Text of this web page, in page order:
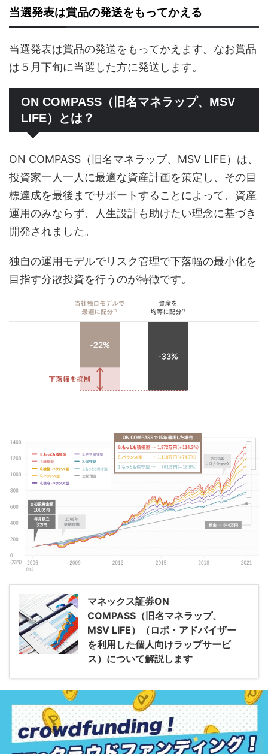
当選発表は賞品の発送をもってかえる
当選発表は賞品の発送をもってかえます。なお賞品
は５月下旬に当選した方に発送します。
ON COMPASS（旧名マネラップ、MSV
LIFE）とは？
ON COMPASS（旧名マネラップ、MSV LIFE）は、
投資家一人一人に最適な資産計画を策定し、その目
標達成を最後までサポートすることによって、資産
運用のみならず、人生設計も助けたい理念に基づき
開発されました。
独自の運用モデルでリスク管理で下落幅の最小化を
目指す分散投資を行うのが特徴です。
マネックス証券ON
COMPASS（旧名マネラップ、
MSV LIFE）（ロボ・アドバイザー
を利用した個人向けラップサービ
ス）について解説します